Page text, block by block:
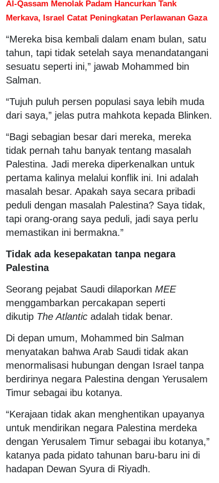
Al-Qassam Menolak Padam Hancurkan Tank
Merkava, Israel Catat Peningkatan Perlawanan Gaza
“Mereka bisa kembali dalam enam bulan, satu
tahun, tapi tidak setelah saya menandatangani
sesuatu seperti ini,” jawab Mohammed bin
Salman.
“Tujuh puluh persen populasi saya lebih muda
dari saya,” jelas putra mahkota kepada Blinken.
“Bagi sebagian besar dari mereka, mereka
tidak pernah tahu banyak tentang masalah
Palestina. Jadi mereka diperkenalkan untuk
pertama kalinya melalui konflik ini. Ini adalah
masalah besar. Apakah saya secara pribadi
peduli dengan masalah Palestina? Saya tidak,
tapi orang-orang saya peduli, jadi saya perlu
memastikan ini bermakna.”
Tidak ada kesepakatan tanpa negara
Palestina
Seorang pejabat Saudi dilaporkan MEE
menggambarkan percakapan seperti
dikutip The Atlantic adalah tidak benar.
Di depan umum, Mohammed bin Salman
menyatakan bahwa Arab Saudi tidak akan
menormalisasi hubungan dengan Israel tanpa
berdirinya negara Palestina dengan Yerusalem
Timur sebagai ibu kotanya.
“Kerajaan tidak akan menghentikan upayanya
untuk mendirikan negara Palestina merdeka
dengan Yerusalem Timur sebagai ibu kotanya,”
katanya pada pidato tahunan baru-baru ini di
hadapan Dewan Syura di Riyadh.